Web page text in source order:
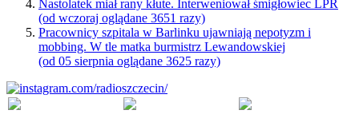
Nastolatek miał rany kłute. Interweniował śmigłowiec LPR
(od wczoraj oglądane 3651 razy)
Pracownicy szpitala w Barlinku ujawniają nepotyzm i
mobbing. W tle matka burmistrz Lewandowskiej
(od 05 sierpnia oglądane 3625 razy)